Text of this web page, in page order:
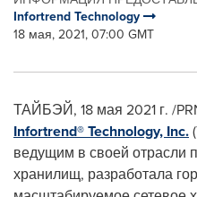
Infortrend Technology
18 мая, 2021, 07:00 GMT
ТАЙБЭЙ, 18 мая 2021 г. /
Infortrend® Technology, Inc.
ведущим в своей отрасли
хранилищ, разработала